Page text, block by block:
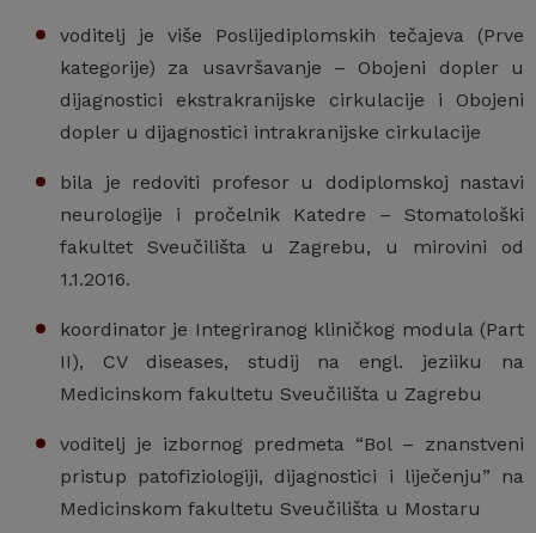
voditelj je više Poslijediplomskih tečajeva (Prve
kategorije) za usavršavanje – Obojeni dopler u
dijagnostici ekstrakranijske cirkulacije i Obojeni
dopler u dijagnostici intrakranijske cirkulacije
bila je redoviti profesor u dodiplomskoj nastavi
neurologije i pročelnik Katedre – Stomatološki
fakultet Sveučilišta u Zagrebu, u mirovini od
1.1.2016.
koordinator je Integriranog kliničkog modula (Part
II), CV diseases, studij na engl. jeziiku na
Medicinskom fakultetu Sveučilišta u Zagrebu
voditelj je izbornog predmeta “Bol – znanstveni
pristup patofiziologiji, dijagnostici i liječenju” na
Medicinskom fakultetu Sveučilišta u Mostaru